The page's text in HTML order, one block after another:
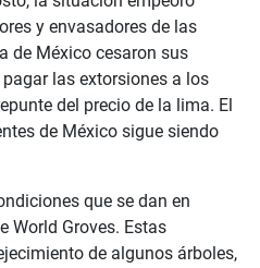
y envasadores de las
de México cesaron sus
las extorsiones a los
del precio de la lima. El
de México sigue siendo
que se dan en
World Groves. Estas
de algunos árboles,